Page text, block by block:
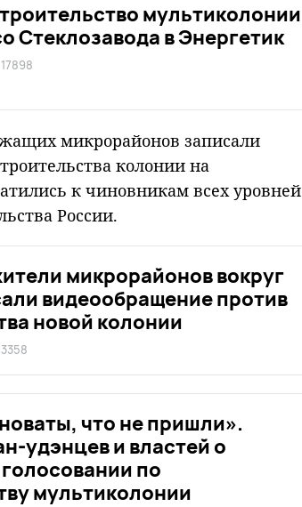
мультиколонии
Стеклозавода в Энергетик
17898
микрорайонов записали
колонии на
к чиновникам всех уровней
России.
микрорайонов вокруг
видеообращение против
новой колонии
что не пришли».
удэнцев и властей о
по
мультиколонии